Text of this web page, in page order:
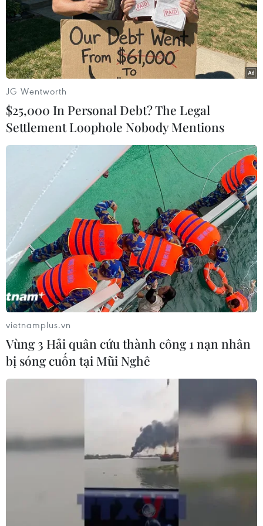
Bắt giữ đối tượng giả vờ mua vàng rồi
cướp 4 sợi dây chuyền
30/04/2019 10:07
Khi đến tiệm vàng Ngọc Kim Cúc, đối tượng Nguyễn
Thanh Hãn giả vờ mua vàng, sau đó dùng búa đập vỡ
kính tủ đựng vàng rồi cướp đi 4 sợi dây chuyền bằng
vàng.
Phú Yên khởi tố vụ án, bắt tạm giam nghi
can cướp tiệm vàng
JG Wentworth
$25,000 In Personal Debt? The Legal
Settlement Loophole Nobody Mentions
vietnamplus.vn
Vùng 3 Hải quân cứu thành công 1 nạn nhân
bị sóng cuốn tại Mũi Nghê